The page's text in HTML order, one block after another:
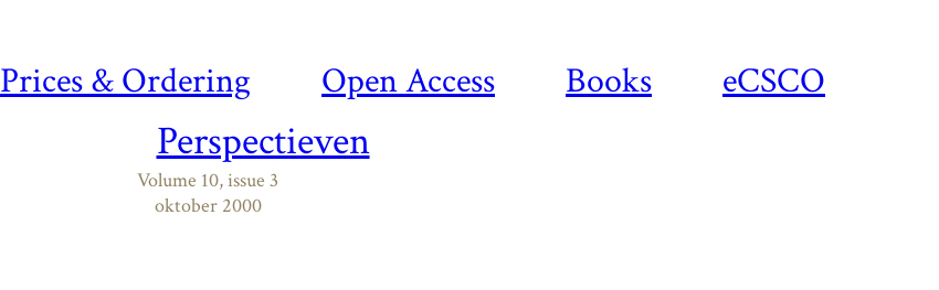
Prices & Ordering Open Access Books eCSCO
Perspectieven
Volume 10, issue 3
oktober 2000